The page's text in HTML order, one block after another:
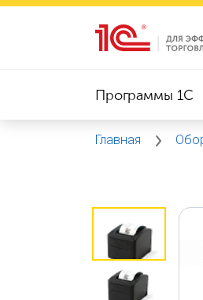
Программы 1C
Главная